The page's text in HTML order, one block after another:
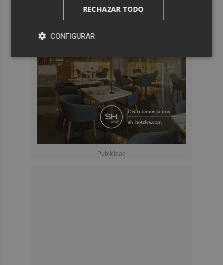
RECHAZAR TODO
CONFIGURAR